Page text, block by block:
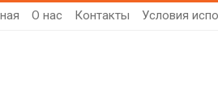
О нас Контакты Условия